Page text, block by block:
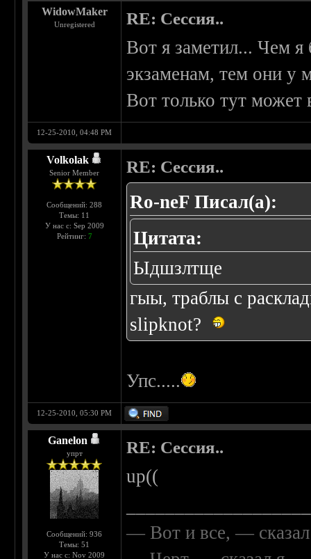
WidowMaker
Unregistered RE: Сессия..
Вот я заметил... Чем я
экзаменам, тем они у
Вот только тут может
12-25-2010, 04:48 PM
Volkolak
Senior Member
Сообщений: 288
Темы: 11
У нас с: Sep 2009
Рейтинг: 7
RE: Сессия..
Ro-neF Писал(а):
Цитата:
Ыдшзлтще
гыы, траблы с
slipknot?
Упс.....
12-25-2010, 05:30 PM
Ganelon
упрт
Сообщений: 936
Темы: 51
У нас с: Nov 2009
RE: Сессия..
up((
— Вот и все, —